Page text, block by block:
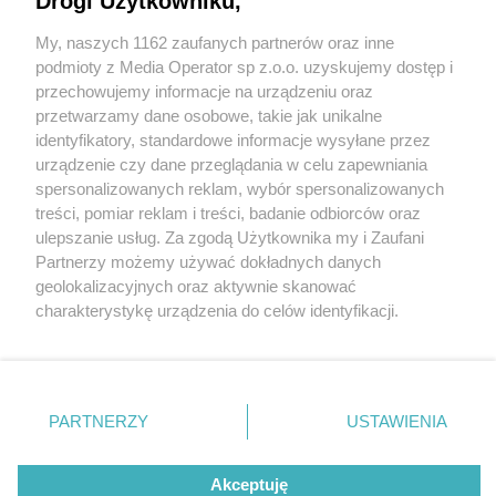
Wydawca mediówlokalnych
Nie zapomnij
zapoznać się z:
polityką prywatności regulamin korzystania z portali
Twojemiasto
Piekary Śląskie
Chorzów
Tarnowskie Góry
Gliwice
Skontaktuj się z nami
Kontakt
Wydawca
Redakcja
My, naszych 1162 zaufanych partnerów oraz inne
podmioty z Media Operator sp z.o.o. uzyskujemy dostęp i
przechowujemy informacje na urządzeniu oraz
przetwarzamy dane osobowe, takie jak unikalne
identyfikatory, standardowe informacje wysyłane przez
urządzenie czy dane przeglądania w celu zapewniania
spersonalizowanych reklam, wybór spersonalizowanych
treści, pomiar reklam i treści, badanie odbiorców oraz
ulepszanie usług. Za zgodą Użytkownika my i Zaufani
Partnerzy możemy używać dokładnych danych
geolokalizacyjnych oraz aktywnie skanować
charakterystykę urządzenia do celów identyfikacji.
zmienić/wycofać klikając przycisk ustawień prywatności
znajdujący się w lewym dolnym rogu strony
rodzaje przetwarzania danych nie wymagają zgody
użytkownika, ale masz prawo sprzeciwić się takiemu
PARTNERZY USTAWIENIA
Akceptuję